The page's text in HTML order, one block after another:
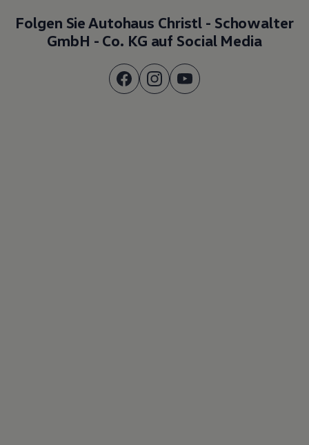
Folgen Sie Autohaus Christl - Schowalter
GmbH - Co. KG auf Social Media